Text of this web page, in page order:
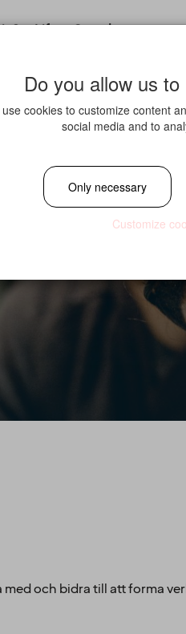
Life at Strawberry
och bidra till att forma
Do you allow us
cookies to customize content
social media and to
Only necessary
Customize